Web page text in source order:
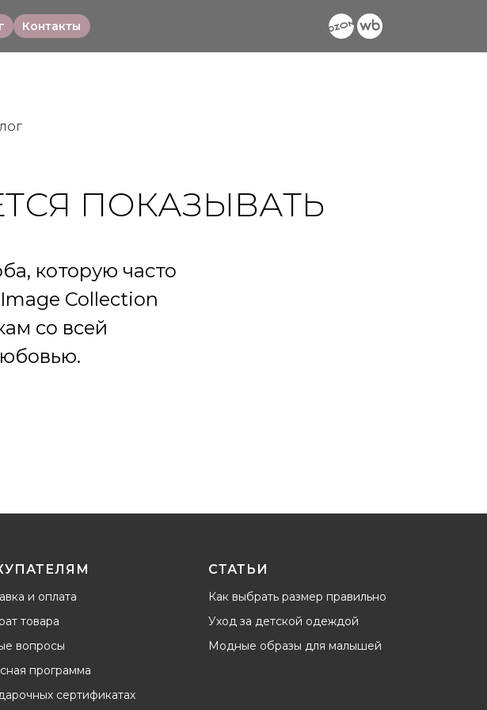
Контакты
ПОКАЗЫВАТЬ
которую часто
Collection
со всей
и оплата
товара
вопросы
программа
сертификатах
СТАТЬИ
Как выбрать размер правильно
Уход за детской одеждой
Модные образы для малышей